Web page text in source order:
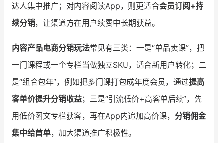
达人集中推广；对内容阅读App，则更适合会员订阅+持
续分销，让渠道方在用户续费中长期获益。
内容产品电商分销玩法常见有三类：一是“单品卖课”，把
一门课程或一个专栏当做独立SKU，适合新用户转化；二
是“组合包年”，例如把多门课打包成年度会员，通过提高
客单价提升分销收益；三是“引流低价+高客单后续”，先
用低价图文专栏获客，再在App内追加高价课， 分销佣金
集中给首单，加大渠道推广积极性。